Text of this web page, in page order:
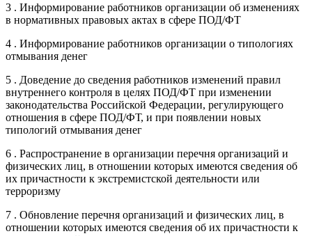
3 . Информирование работников организации об изменениях
в нормативных правовых актах в сфере ПОД/ФТ
4 . Информирование работников организации о типологиях
отмывания денег
5 . Доведение до сведения работников изменений правил
внутреннего контроля в целях ПОД/ФТ при изменении
законодательства Российской Федерации, регулирующего
отношения в сфере ПОД/ФТ, и при появлении новых
типологий отмывания денег
6 . Распространение в организации перечня организаций и
физических лиц, в отношении которых имеются сведения об
их причастности к экстремистской деятельности или
терроризму
7 . Обновление перечня организаций и физических лиц, в
отношении которых имеются сведения об их причастности к